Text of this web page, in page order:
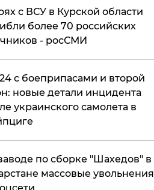
с ВСУ в Курской области
более 70 российских
- росСМИ
с боеприпасами и второй
новые детали инцидента
украинского самолета в
по сборке "Шахедов" в
массовые увольнения